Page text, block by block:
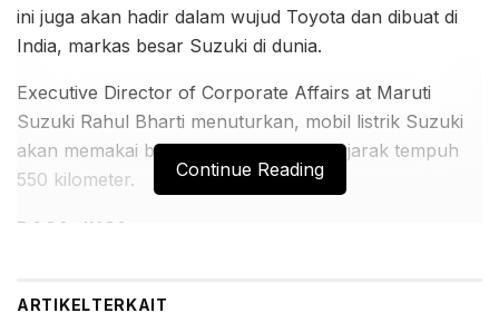
ini juga akan hadir dalam wujud Toyota dan dibuat di
India, markas besar Suzuki di dunia.
Executive Director of Corporate Affairs at Maruti
Suzuki Rahul Bharti menuturkan, mobil listrik Suzuki
akan memakai baterai 60 kWh dengan jarak tempuh
550 kilometer.
BACA JUGA:
GIIAS 2026 Melalui Sesi Test Drive
Continue Reading
ARTIKELTERKAIT